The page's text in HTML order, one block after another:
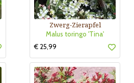
Zwerg-Zierapfel
Malus toringo 'Tina'
€ 25,99